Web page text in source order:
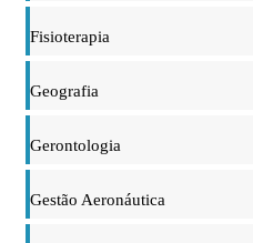
Fisioterapia
Geografia
Gerontologia
Gestão Aeronáutica